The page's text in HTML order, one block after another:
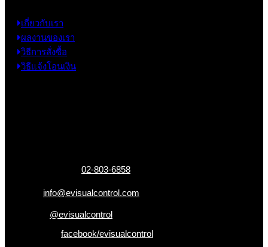
เกี่ยวกับเรา
ผลงานของเรา
วิธีการสั่งซื้อ
วิธีแจ้งโอนเงิน
02-803-6858
info@evisualcontrol.com
@evisualcontrol
facebook/evisualcontrol